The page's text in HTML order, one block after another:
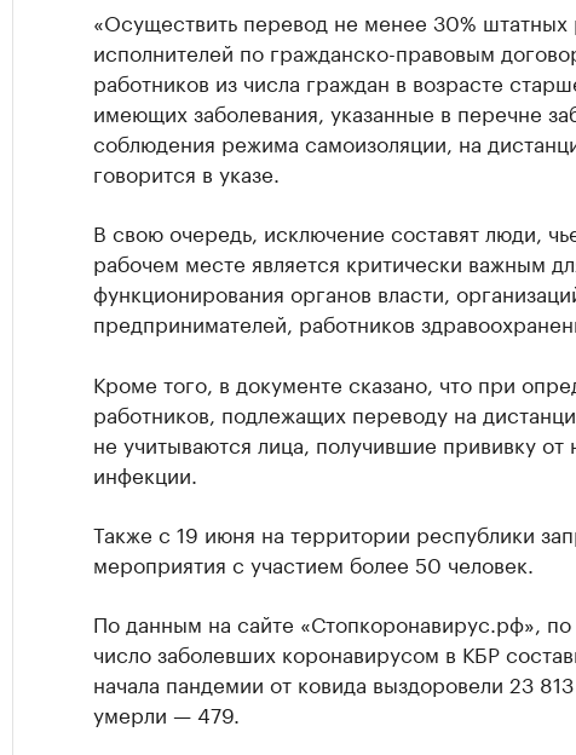
«Осуществить перевод не менее 30% штатных
исполнителей по гражданско-правовым
работников из числа граждан в возрасте
имеющих заболевания, указанные в перечне
соблюдения режима самоизоляции, на
говорится в указе.
В свою очередь, исключение составят люди,
рабочем месте является критически важным
функционирования органов власти,
предпринимателей, работников
Кроме того, в документе сказано, что при
работников, подлежащих переводу на
не учитываются лица, получившие прививку
инфекции.
Также с 19 июня на территории республики
мероприятия с участием более 50 человек.
По данным на сайте «Стопкоронавирус.рф»,
число заболевших коронавирусом в КБР
начала пандемии от ковида выздоровели 23
умерли — 479.